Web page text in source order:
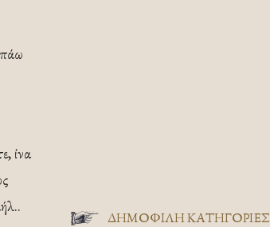
ίνα
ΔΗΜΟΦΙΛΗ ΚΑΤΗΓΟΡΙΕΣ